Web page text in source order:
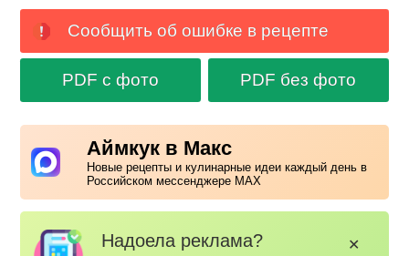
Сообщить об ошибке в рецепте
PDF с фото PDF без фото
Аймкук в Макс
Новые рецепты и кулинарные идеи каждый день в
Российском мессенджере MAX
Надоела реклама? ✕